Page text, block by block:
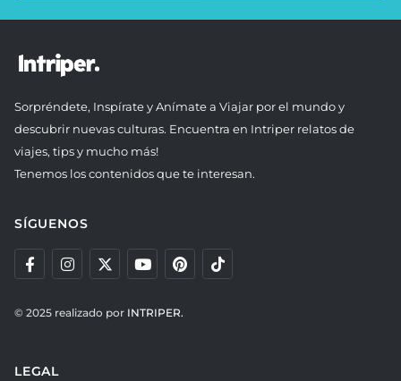
Sorpréndete, Inspírate y Anímate a Viajar por el mundo y
descubrir nuevas culturas. Encuentra en Intriper relatos de
viajes, tips y mucho más!
Tenemos los contenidos que te interesan.
SÍGUENOS
© 2025 realizado por INTRIPER.
LEGAL